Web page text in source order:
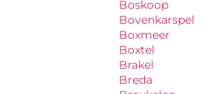
Boskoop
Bovenkarspel
Boxmeer
Boxtel
Brakel
Breda